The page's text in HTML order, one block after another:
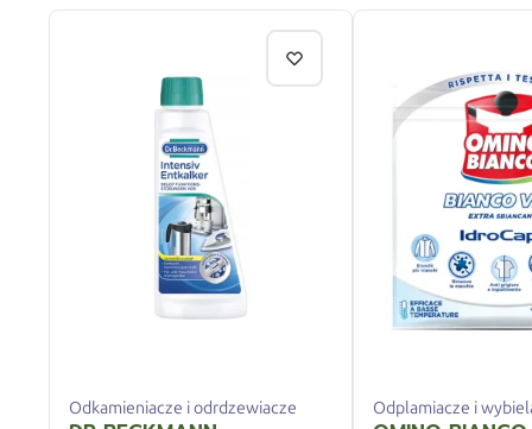
Odkamieniacze i odrdzewiacze Odplamiacze i